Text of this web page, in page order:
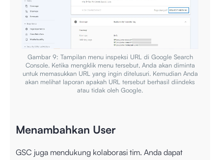
Gambar 9: Tampilan menu inspeksi URL di Google Search
Console. Ketika mengklik menu tersebut, Anda akan diminta
untuk memasukkan URL yang ingin ditelusuri. Kemudian Anda
akan melihat laporan apakah URL tersebut berhasil diindeks
atau tidak oleh Google.
Menambahkan User
GSC juga mendukung kolaborasi tim. Anda dapat